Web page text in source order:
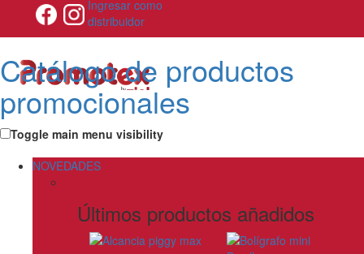
Ingresar como
distribuidor
Catálogo de productos
promocionales
Toggle main menu visibility
NOVEDADES
Últimos productos añadidos